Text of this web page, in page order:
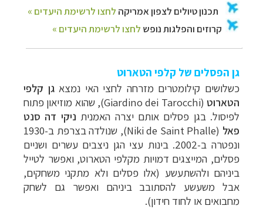
גן הפסלים של קלפי הטארוט
כשלושים קילומטרים מזרחה לחצי האי נמצאגן קלפי
הטארוט(
Giardino dei Tarocchi), שהוא מוזיאון פתוח
לפיסול. בגן פסלים אותם יצרה האמנית ניקי דה סנט
פאל (
Niki de Saint Phalle
), שנולדה בצרפת ב-1930
ונפטרה ב-2002. בינות עצי הגן ניצבים עשרים ושניים
פסלים, המייצגים דמויות מקלפי הטארוט, ואפשר לטייל
ביניהם ולהשתעשע (אלו פסלים ולא מתקני משחקים,
אבל משעשע להסתובב ביניהם ואפשר גם לשחק
מחבואים או לחוד חידון).